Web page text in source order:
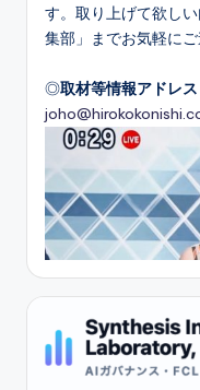
す。取り上げて欲し
集部」までお気軽にご
◎取材等情報アドレス